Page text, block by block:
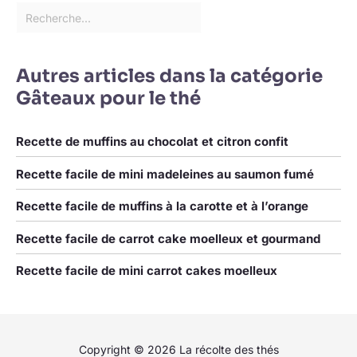
raffiné, associé à un style
classique et simple qui
s'adapte à toute
repas décontractés aux
occasions formelles.
Manche Ergonomique &
Facile à Utiliser : Le
manche conçu de
manière ergonomique
offre une prise
confortable et
antidérapante, réduisant
Autres articles dans la catégorie
Gâteaux pour le thé
Recette de muffins au chocolat et citron confit
Recette facile de mini madeleines au saumon fumé
Recette facile de muffins à la carotte et à l’orange
Recette facile de carrot cake moelleux et gourmand
Recette facile de mini carrot cakes moelleux
Copyright © 2026 La récolte des thés